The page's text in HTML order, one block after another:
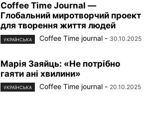
Coffee Time Journal —
Глобальний миротворчий проект
для творення життя людей
УКРАЇНСЬКА Coffee Time journal - 30.10.2025
Марiя Заяйць: «Не потрібно
гаяти ані хвилини»
УКРАЇНСЬКА Coffee Time journal - 20.10.2025